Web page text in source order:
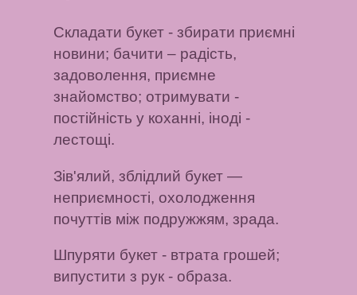
Складати букет - збирати приємні
новини; бачити – радість,
задоволення, приємне
знайомство; отримувати -
постійність у коханні, іноді -
лестощі.
Зів'ялий, зблідлий букет —
неприємності, охолодження
почуттів між подружжям, зрада.
Шпуряти букет - втрата грошей;
випустити з рук - образа.